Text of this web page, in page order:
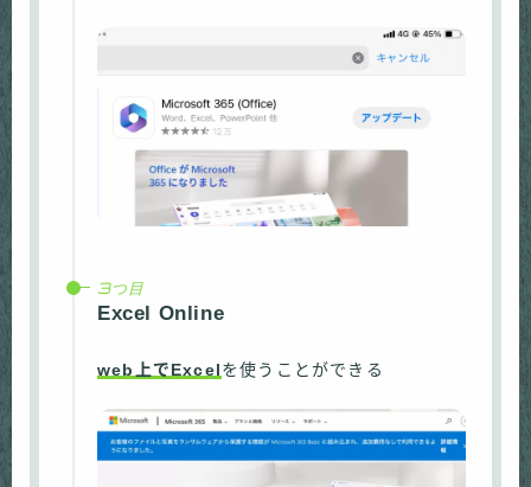
3つ目
Excel Online
web上でExcelを使うことができる